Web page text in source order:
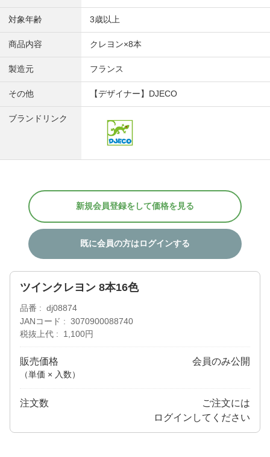
対象年齢 3歳以上
商品内容 クレヨン×8本
製造元 フランス
その他 【デザイナー】DJECO
ブランドリンク
新規会員登録をして価格を見る
既に会員の方はログインする
ツインクレヨン 8本16色
品番
dj08874
JANコード
3070900088740
税抜上代
1,100円
販売価格
（単価 × 入数）
会員のみ公開
注文数
ご注文には
ログイン してください